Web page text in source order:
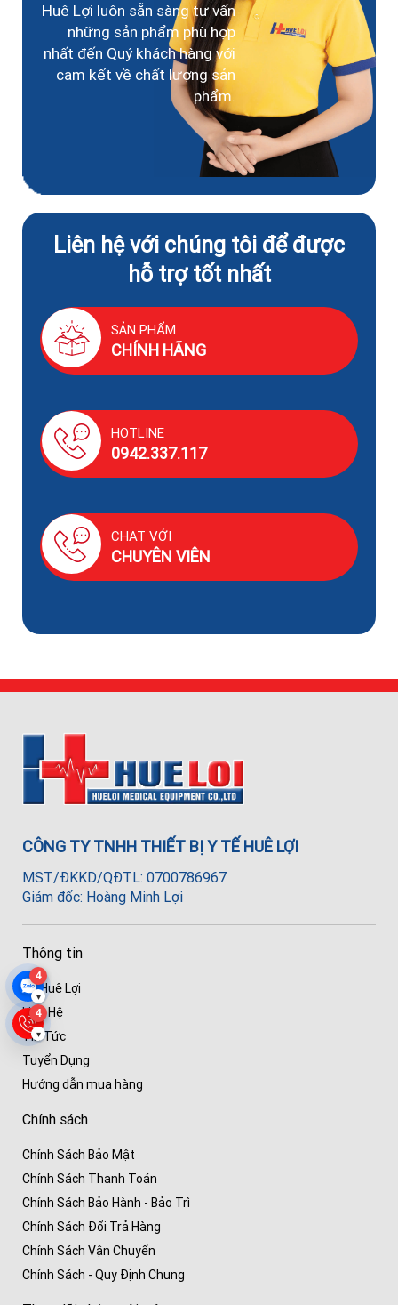
Huê Lợi luôn sẵn sàng tư vấn
những sản phẩm phù hợp
nhất đến Quý khách hàng với
cam kết về chất lượng sản
phẩm.
Liên hệ với chúng tôi để được
hỗ trợ tốt nhất
SẢN PHẨM
CHÍNH HÃNG
HOTLINE
0942.337.117
CHAT VỚI
CHUYÊN VIÊN
4
▾
4
▾
CÔNG TY TNHH THIẾT BỊ Y TẾ HUÊ LỢI
MST/ĐKKD/QĐTL: 0700786967
Giám đốc: Hoàng Minh Lợi
Thông tin
Về Huê Lợi
Liên Hệ
Tin Tức
Tuyển Dụng
Hướng dẫn mua hàng
Chính sách
Chính Sách Bảo Mật
Chính Sách Thanh Toán
Chính Sách Bảo Hành - Bảo Trì
Chính Sách Đổi Trả Hàng
Chính Sách Vận Chuyển
Chính Sách - Quy Định Chung